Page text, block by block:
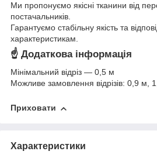
Ми пропонуємо якісні тканини від
постачальників.
Гарантуємо стабільну якість та
характеристикам.
☝ Додаткова інформація
Мінімальний відріз — 0,5 м
Можливе замовлення відрізів: 0,9 м,
Приховати
Характеристики